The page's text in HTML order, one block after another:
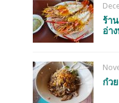
ร้า
อ่า
ก๋ว